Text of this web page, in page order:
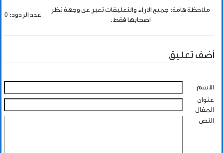
ملاحظة هامة: جميع الاراء والتعليقات تعبر عن وجهة نظر
اصحابها فقط.
عدد الردود: 0
أضف تعليق
الاسم
عنوان
المقال
النص